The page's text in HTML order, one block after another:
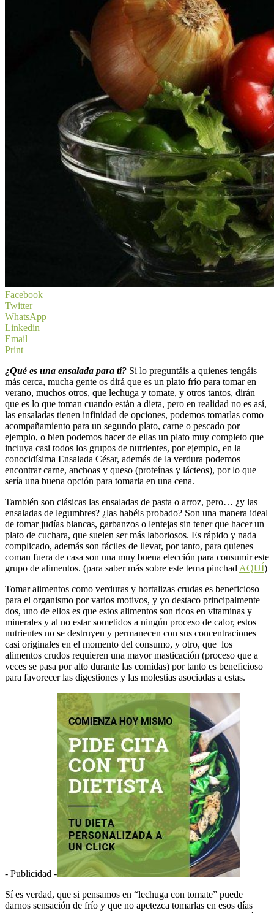
Facebook
Twitter
WhatsApp
Linkedin
Email
Print
¿Qué es una ensalada para tí? Si lo preguntáis a quienes tengáis
más cerca, mucha gente os dirá que es un plato frío para tomar en
verano, muchos otros, que lechuga y tomate, y otros tantos, dirán
que es lo que toman cuando están a dieta, pero en realidad no es así,
las ensaladas tienen infinidad de opciones, podemos tomarlas como
acompañamiento para un segundo plato, carne o pescado por
ejemplo, o bien podemos hacer de ellas un plato muy completo que
incluya casi todos los grupos de nutrientes, por ejemplo, en la
conocidísima Ensalada César, además de la verdura podemos
encontrar carne, anchoas y queso (proteínas y lácteos), por lo que
sería una buena opción para tomarla en una cena.
También son clásicas las ensaladas de pasta o arroz, pero… ¿y las
ensaladas de legumbres? ¿las habéis probado? Son una manera ideal
de tomar judías blancas, garbanzos o lentejas sin tener que hacer un
plato de cuchara, que suelen ser más laboriosos. Es rápido y nada
complicado, además son fáciles de llevar, por tanto, para quienes
coman fuera de casa son una muy buena elección para consumir este
grupo de alimentos. (para saber más sobre este tema pinchad AQUÍ)
Tomar alimentos como verduras y hortalizas crudas es beneficioso
para el organismo por varios motivos, y yo destaco principalmente
dos, uno de ellos es que estos alimentos son ricos en vitaminas y
minerales y al no estar sometidos a ningún proceso de calor, estos
nutrientes no se destruyen y permanecen con sus concentraciones
casi originales en el momento del consumo, y otro, que los
alimentos crudos requieren una mayor masticación (proceso que a
veces se pasa por alto durante las comidas) por tanto es beneficioso
para favorecer las digestiones y las molestias asociadas a estas.
- Publicidad -
Sí es verdad, que si pensamos en “lechuga con tomate” puede
darnos sensación de frío y que no apetezca tomarlas en esos días